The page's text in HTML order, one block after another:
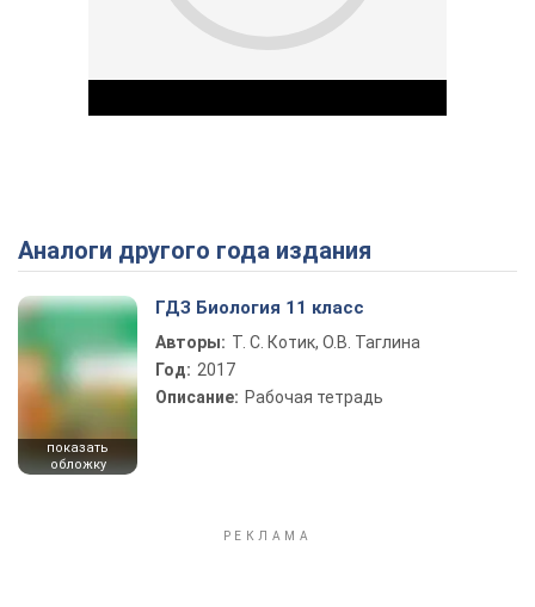
Play Video
Аналоги другого года издания
показать
обложку
ГДЗ Биология 11 класс
Авторы: Т. С. Котик, О.В. Таглина
Год: 2017
Описание: Рабочая тетрадь